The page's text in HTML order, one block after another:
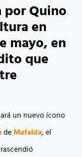
por Quino
en
mayo, en
que
un nuevo ícono
deMafalda, el